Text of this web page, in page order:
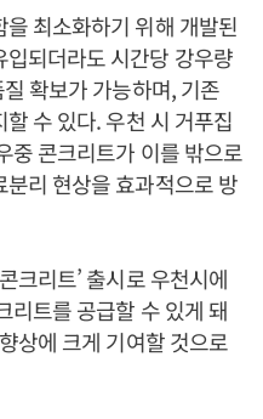
최소화하기 위해 개발된
되더라도 시간당 강우량
확보가 가능하며, 기존
수 있다. 우천 시 거푸집
중 콘크리트가 이를 밖으로
리 현상을 효과적으로 방
크리트’ 출시로 우천시에
리트를 공급할 수 있게 돼
상에 크게 기여할 것으로